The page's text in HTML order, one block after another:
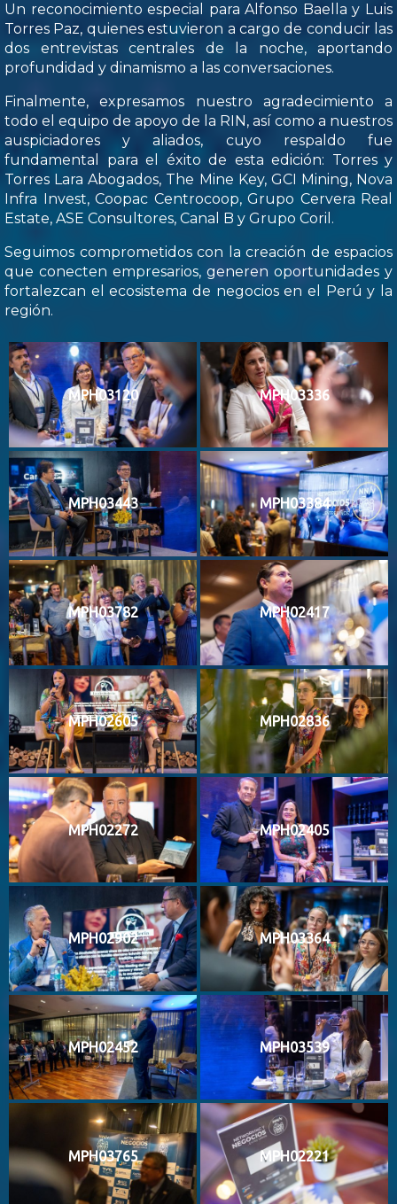
Un reconocimiento especial para Alfonso Baella y Luis
Torres Paz, quienes estuvieron a cargo de conducir las
dos entrevistas centrales de la noche, aportando
profundidad y dinamismo a las conversaciones.
Finalmente, expresamos nuestro agradecimiento a
todo el equipo de apoyo de la RIN, así como a nuestros
auspiciadores y aliados, cuyo respaldo fue
fundamental para el éxito de esta edición: Torres y
Torres Lara Abogados, The Mine Key, GCI Mining, Nova
Infra Invest, Coopac Centrocoop, Grupo Cervera Real
Estate, ASE Consultores, Canal B y Grupo Coril.
Seguimos comprometidos con la creación de espacios
que conecten empresarios, generen oportunidades y
fortalezcan el ecosistema de negocios en el Perú y la
región.
MPH03120 MPH03336
MPH03443 MPH03384
MPH03782 MPH02417
MPH02605 MPH02836
MPH02272 MPH02405
MPH02902 MPH03364
MPH02452 MPH03539
MPH03765 MPH02221